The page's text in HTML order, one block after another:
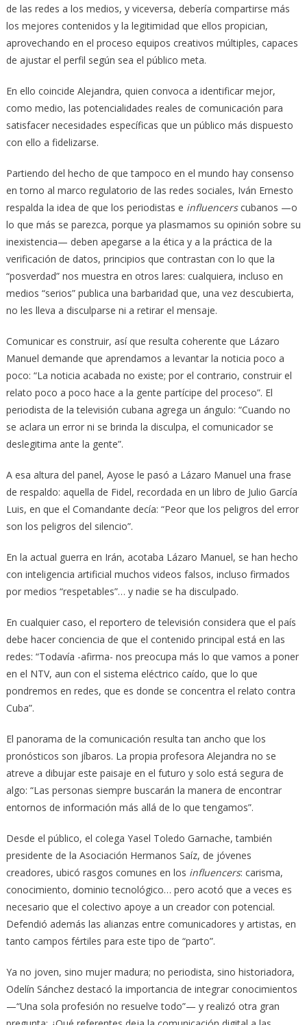
de las redes a los medios, y viceversa, debería compartirse más
los mejores contenidos y la legitimidad que ellos propician,
aprovechando en el proceso equipos creativos múltiples, capaces
de ajustar el perfil según sea el público meta.
En ello coincide Alejandra, quien convoca a identificar mejor,
como medio, las potencialidades reales de comunicación para
satisfacer necesidades específicas que un público más dispuesto
con ello a fidelizarse.
Partiendo del hecho de que tampoco en el mundo hay consenso
en torno al marco regulatorio de las redes sociales, Iván Ernesto
respalda la idea de que los periodistas e influencerscubanos —o
lo que más se parezca, porque ya plasmamos su opinión sobre su
inexistencia— deben apegarse a la ética y a la práctica de la
verificación de datos, principios que contrastan con lo que la
“posverdad” nos muestra en otros lares: cualquiera, incluso en
medios “serios” publica una barbaridad que, una vez descubierta,
no les lleva a disculparse ni a retirar el mensaje.
Comunicar es construir, así que resulta coherente que Lázaro
Manuel demande que aprendamos a levantar la noticia poco a
poco: “La noticia acabada no existe; por el contrario, construir el
relato poco a poco hace a la gente partícipe del proceso”. El
periodista de la televisión cubana agrega un ángulo: “Cuando no
se aclara un error ni se brinda la disculpa, el comunicador se
deslegitima ante la gente”.
A esa altura del panel, Ayose le pasó a Lázaro Manuel una frase
de respaldo: aquella de Fidel, recordada en un libro de Julio García
Luis, en que el Comandante decía: “Peor que los peligros del error
son los peligros del silencio”.
En la actual guerra en Irán, acotaba Lázaro Manuel, se han hecho
con inteligencia artificial muchos videos falsos, incluso firmados
por medios “respetables”… y nadie se ha disculpado.
En cualquier caso, el reportero de televisión considera que el país
debe hacer conciencia de que el contenido principal está en las
redes: “Todavía -afirma- nos preocupa más lo que vamos a poner
en el NTV, aun con el sistema eléctrico caído, que lo que
pondremos en redes, que es donde se concentra el relato contra
Cuba”.
El panorama de la comunicación resulta tan ancho que los
pronósticos son jíbaros. La propia profesora Alejandra no se
atreve a dibujar este paisaje en el futuro y solo está segura de
algo: “Las personas siempre buscarán la manera de encontrar
entornos de información más allá de lo que tengamos”.
Desde el público, el colega Yasel Toledo Garnache, también
presidente de la Asociación Hermanos Saíz, de jóvenes
creadores, ubicó rasgos comunes en los influencers: carisma,
conocimiento, dominio tecnológico… pero acotó que a veces es
necesario que el colectivo apoye a un creador con potencial.
Defendió además las alianzas entre comunicadores y artistas, en
tanto campos fértiles para este tipo de “parto”.
Ya no joven, sino mujer madura; no periodista, sino historiadora,
Odelín Sánchez destacó la importancia de integrar conocimientos
—“Una sola profesión no resuelve todo”— y realizó otra gran